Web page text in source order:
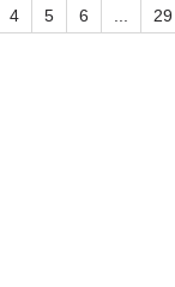
4 5 6 29